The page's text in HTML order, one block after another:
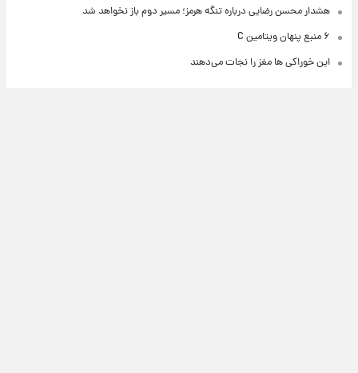
هشدار محسن رضایی درباره تنگه هرمز؛ مسیر دوم باز نخواهد شد
۶ منبع پنهان ویتامین C
این خوراکی ها مغز را نجات می‌دهند